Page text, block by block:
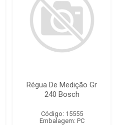
Régua De Medição Gr
240 Bosch
Código: 15555
Embalagem: PC